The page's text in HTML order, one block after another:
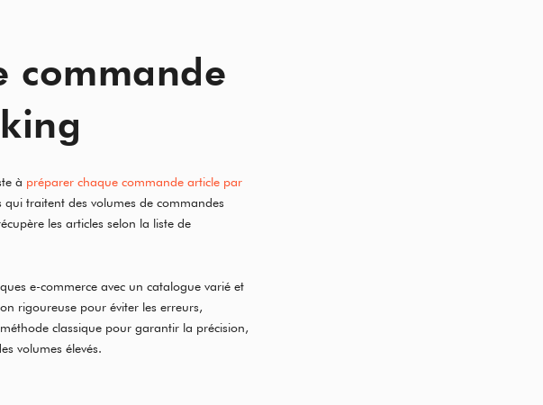
commande
à préparer chaque commande article par
traitent des volumes de commandes
les articles selon la liste de
e-commerce avec un catalogue varié et
rigoureuse pour éviter les erreurs,
classique pour garantir la précision,
volumes élevés.